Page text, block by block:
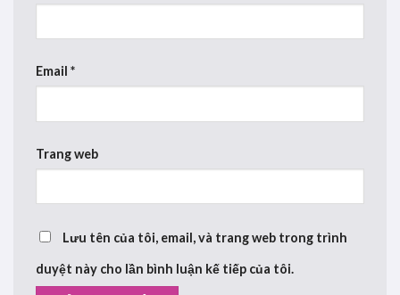
Email *
Trang web
Lưu tên của tôi, email, và trang web trong trình
duyệt này cho lần bình luận kế tiếp của tôi.